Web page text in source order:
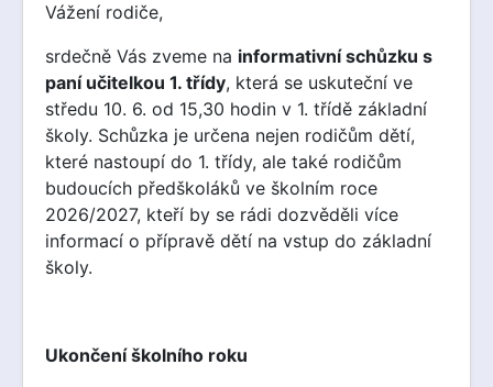
Vážení rodiče,
srdečně Vás zveme na informativní schůzku s
paní učitelkou 1. třídy, která se uskuteční ve
středu 10. 6. od 15,30 hodin v 1. třídě základní
školy. Schůzka je určena nejen rodičům dětí,
které nastoupí do 1. třídy, ale také rodičům
budoucích předškoláků ve školním roce
2026/2027, kteří by se rádi dozvěděli více
informací o přípravě dětí na vstup do základní
školy.
Ukončení školního roku